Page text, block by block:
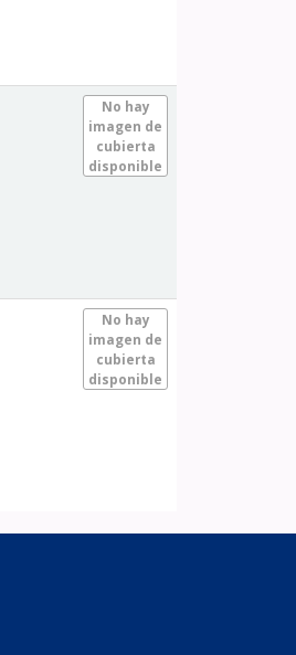
No hay
imagen de
cubierta
disponible
No hay
imagen de
cubierta
disponible